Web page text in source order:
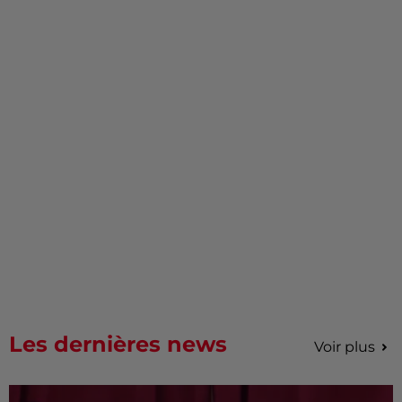
Les dernières news Voir plus